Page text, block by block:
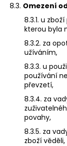
8.3. Omezení
8.3.1. u
kterou byla
8.3.2. za
užíváním,
8.3.3. u
používání
převzetí,
8.3.4. za
povahy,
8.3.5. za
zboží věděli,